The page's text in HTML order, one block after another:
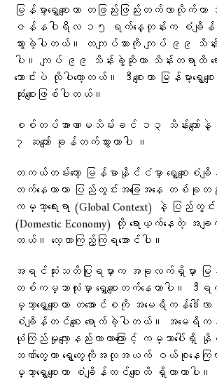
မြန်မာ့ရွှေစျေးဟာ တဖြည်းဖြည်းတက်လာလိုက်တ
ဇန်နဝါရီလ ၁၅ ရက်နေ့တုန်းက စံချိန်တ
သွားခဲ့ပါတယ်။ တကျပ်သားကို ကျပ် ၉၉ သိန်
ပါ။ ကျပ် ၉၉ သိန်းခွဲဆိုတာ သိန်းတရာထိ ရေ
သောင်းပဲ လိုပါတော့တယ်။ ဒီစျေးဟာ မြန်မာ့ရွှေ
ဆုံးစျေးဖြစ်ပါတယ်။
စစ်တပ်အာဏာမသိမ်းခင် ၁၃ သိန်းကျော်
၇ ဆကျော် ခုန်တက်သွားတာပါ ။
တကယ်တမ်းတော့ မြန်မာနိုင်ငံမှာ ရွှေစျေးစံ
တက်နေတာဟာ ပြည်တွင်းအခြေအနေ တစ်ခုတ
ကမ္ဘာ့ရေးရာ (Global Context) နဲ့ ပြည်တွင်းစီ
(Domestic Economy) တို့ ရောယှက်နေတဲ့ အချ
တယ်။ လေ့လာကြည့်ကြရအောင်ပါ။
အရင်ဆုံးသတိပြုရမှာက အခုလက်ရှိမှာ မ
တစ်ကမ္ဘာလုံးမှာ ရွှေစျေးတက်နေတာပါ။
မ္ဘာ့ရွှေစျေးဟာ တအောင်စကို အမေရိကန်ဒေါ်လ
စံချိန်တင်စျေး ရောက်ခဲ့ပါတယ်။ အမေရိကန်ဒ
ယုံကြည်မှုလျော့နည်းလာတာကြောင့် ကမ္ဘာပေ
ဘဏ်တွေဟာ ရွှေတွေကိုအလုအယက် ဝယ်စုနေကြ
မ္ဘာ့‌ရွှေစျေးဟာ စံချိန်တင်စျေးထိ ရှိလာတာပါ။